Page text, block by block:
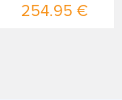
254.95 €